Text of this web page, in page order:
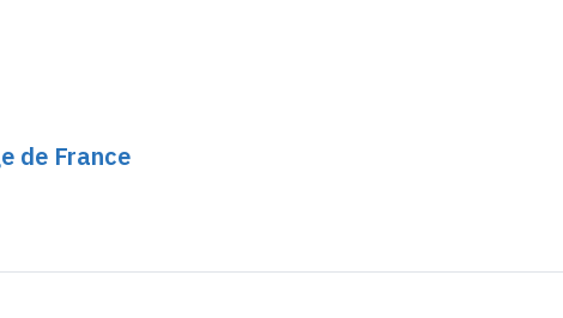
de France